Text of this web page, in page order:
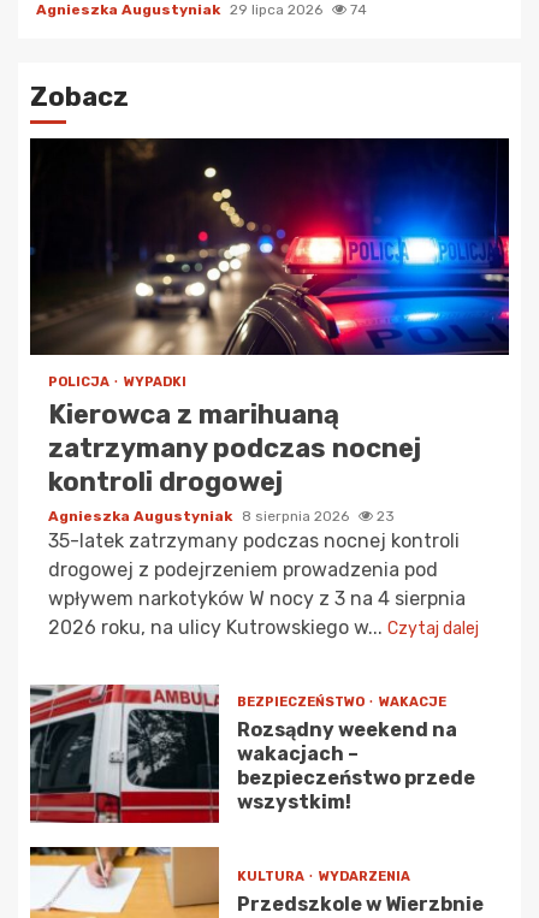
Agnieszka Augustyniak 29 lipca 2026 74
Zobacz
POLICJA WYPADKI
Kierowca z marihuaną
zatrzymany podczas nocnej
kontroli drogowej
Agnieszka Augustyniak 8 sierpnia 2026 23
35-latek zatrzymany podczas nocnej kontroli
drogowej z podejrzeniem prowadzenia pod
wpływem narkotyków W nocy z 3 na 4 sierpnia
2026 roku, na ulicy Kutrowskiego w... Czytaj dalej
BEZPIECZEŃSTWO WAKACJE
Rozsądny weekend na
wakacjach –
bezpieczeństwo przede
wszystkim!
KULTURA WYDARZENIA
Przedszkole w Wierzbnie